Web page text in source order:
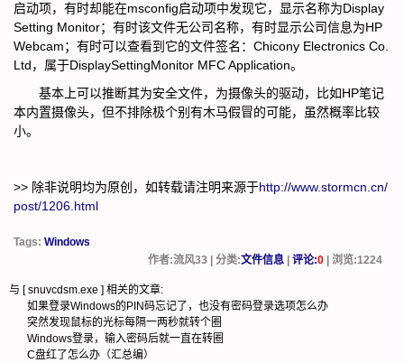
启动项，有时却能在msconfig启动项中发现它，显示名称为Display
Setting Monitor；有时该文件无公司名称，有时显示公司信息为HP
Webcam；有时可以查看到它的文件签名：Chicony Electronics Co.
Ltd，属于DisplaySettingMonitor MFC Application。
基本上可以推断其为安全文件，为摄像头的驱动，比如HP笔记
本内置摄像头，但不排除极个别有木马假冒的可能，虽然概率比较
小。
>> 除非说明均为原创，如转载请注明来源于http://www.stormcn.cn/
post/1206.html
Tags: Windows
作者:流风33 | 分类:文件信息 |评论:0 | 浏览:1224
与 [snuvcdsm.exe ] 相关的文章:
如果登录Windows的PIN码忘记了，也没有密码登录选项怎么办
突然发现鼠标的光标每隔一两秒就转个圈
Windows登录，输入密码后就一直在转圈
C盘红了怎么办（汇总编）